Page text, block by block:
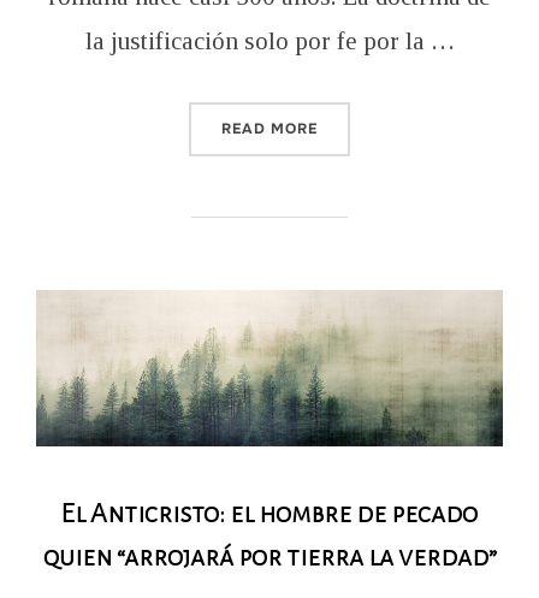
la justificación solo por fe por la …
READ MORE
El Anticristo: el hombre de pecado
quien “arrojará por tierra la verdad”